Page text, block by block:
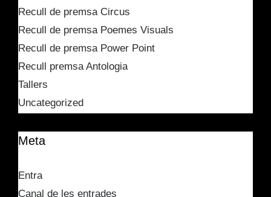
Recull de premsa Circus
Recull de premsa Poemes Visuals
Recull de premsa Power Point
Recull premsa Antologia
Tallers
Uncategorized
Meta
Entra
Canal de les entrades